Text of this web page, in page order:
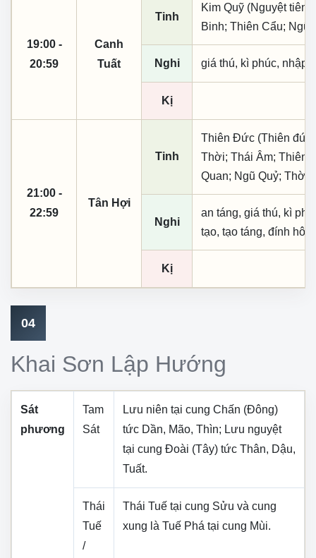
19:00 -
20:59
Canh
Tuất
Tinh
Kim Quỹ (Nguyệt
Binh; Thiên Cẩu; Ngũ
Nghi giá thú, kì phúc, nhập
Kị
21:00 -
22:59
Tân Hợi
Tinh
Thiên Đức (Thiên
Thời; Thái Âm; Thiên
Quan; Ngũ Quỷ; Thời
Nghi
an táng, giá thú, kì
tạo, tạo táng, đính hôn
Kị
04
Khai Sơn Lập Hướng
Sát
phương
Tam
Sát
Lưu niên tại cung Chấn (Đông)
tức Dần, Mão, Thìn; Lưu nguyệt
tại cung Đoài (Tây) tức Thân, Dậu,
Tuất.
Thái
Tuế
/
Thái Tuế tại cung Sửu và cung
xung là Tuế Phá tại cung Mùi.